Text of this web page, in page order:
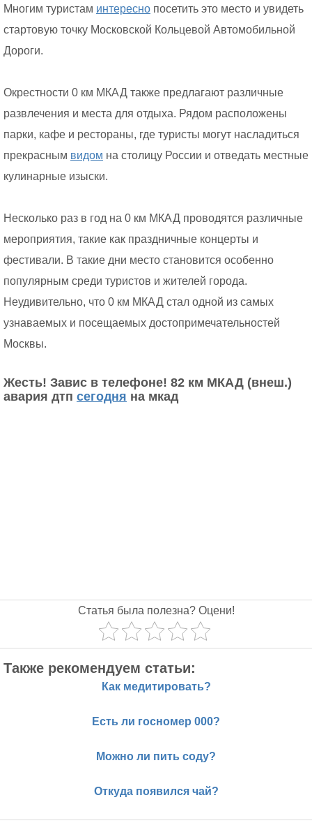
Многим туристам интересно посетить это место и увидеть
стартовую точку Московской Кольцевой Автомобильной
Дороги.
Окрестности 0 км МКАД также предлагают различные
развлечения и места для отдыха. Рядом расположены
парки, кафе и рестораны, где туристы могут насладиться
прекрасным видом на столицу России и отведать местные
кулинарные изыски.
Несколько раз в год на 0 км МКАД проводятся различные
мероприятия, такие как праздничные концерты и
фестивали. В такие дни место становится особенно
популярным среди туристов и жителей города.
Неудивительно, что 0 км МКАД стал одной из самых
узнаваемых и посещаемых достопримечательностей
Москвы.
Жесть! Завис в телефоне! 82 км МКАД (внеш.)
авария дтп сегодня на мкад
Статья была полезна? Оцени!
Также рекомендуем статьи:
Как медитировать?
Есть ли госномер 000?
Можно ли пить соду?
Откуда появился чай?